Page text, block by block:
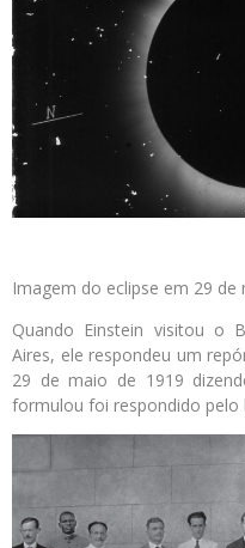
Imagem do eclipse em 29 de
Quando Einstein visitou o
Aires, ele respondeu um
29 de maio de 1919
formulou foi respondido pelo